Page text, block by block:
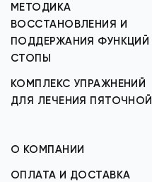
МЕТОДИКА
ВОССТАНОВЛЕНИЯ И
ПОДДЕРЖАНИЯ ФУНКЦИЙ
СТОПЫ
КОМПЛЕКС УПРАЖНЕНИЙ
ДЛЯ ЛЕЧЕНИЯ ПЯТОЧНОЙ
О КОМПАНИИ
ОПЛАТА И ДОСТАВКА